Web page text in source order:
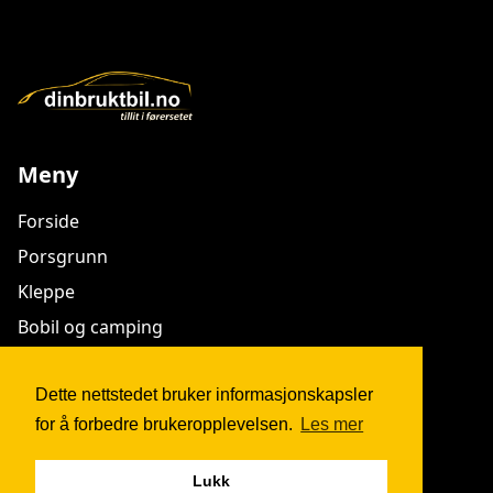
Meny
Forside
Porsgrunn
Kleppe
Bobil og camping
Kontakt
Dette nettstedet bruker informasjonskapsler
for å forbedre brukeropplevelsen.
Les mer
Lukk